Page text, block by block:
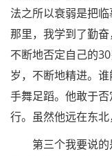
法之所以衰弱是把
那里，我学到了勤
不断地否定自己的
岁，不断地精进。
手舞足蹈。他敢于
行。虽然他远在东北
第三个我要说